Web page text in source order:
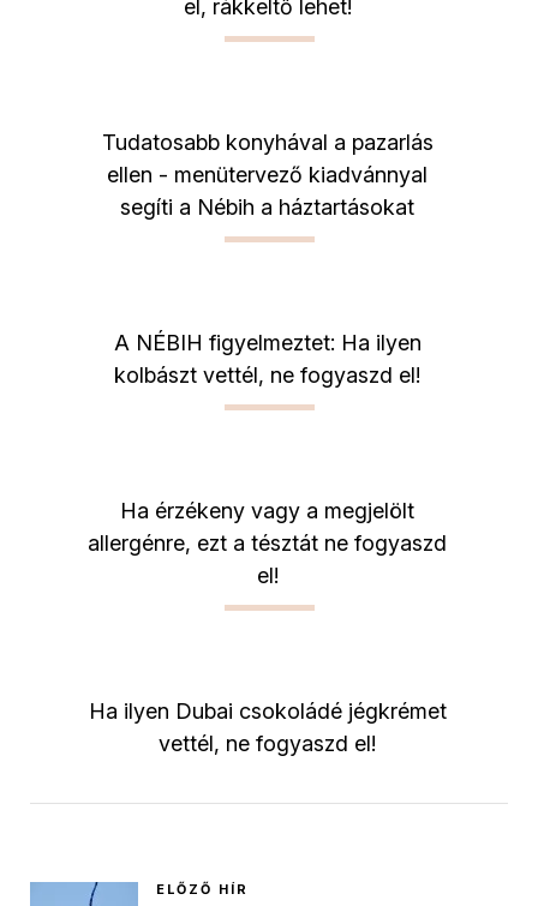
el, rákkeltő lehet!
Tudatosabb konyhával a pazarlás
ellen - menütervező kiadvánnyal
segíti a Nébih a háztartásokat
A NÉBIH figyelmeztet: Ha ilyen
kolbászt vettél, ne fogyaszd el!
Ha érzékeny vagy a megjelölt
allergénre, ezt a tésztát ne fogyaszd
el!
Ha ilyen Dubai csokoládé jégkrémet
vettél, ne fogyaszd el!
ELŐZŐ HÍR